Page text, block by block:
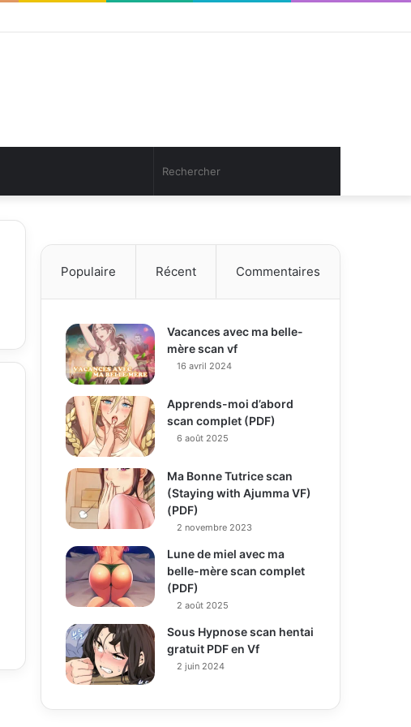
Article
Populaire Récent Commentaires
Vacances avec ma belle-
mère scan vf
16 avril 2024
Apprends-moi d’abord
scan complet (PDF)
6 août 2025
Ma Bonne Tutrice scan
(Staying with Ajumma VF)
(PDF)
2 novembre 2023
Lune de miel avec ma
belle-mère scan complet
(PDF)
2 août 2025
Sous Hypnose scan hentai
gratuit PDF en Vf
2 juin 2024